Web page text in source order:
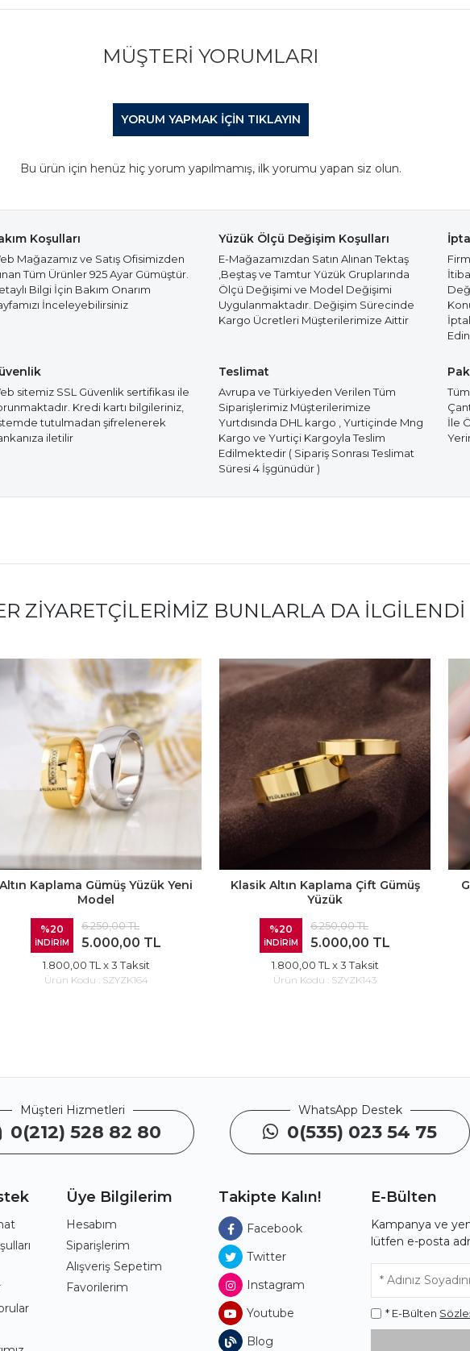
MÜŞTERI YORUMLARI
YORUM YAPMAK IÇIN TIKLAYIN
Bu ürün için henüz hiç yorum yapılmamış, ilk yorumu yapan siz olun.
Koşulları
Mağazamız ve Satış Ofisimizden
Tüm Ürünler 925 Ayar Gümüştür.
Bilgi İçin Bakım Onarım
İnceleyebilirsiniz
Yüzük Ölçü Değişim Koşulları
E-Mağazamızdan Satın Alınan Tektaş
,Beştaş ve Tamtur Yüzük Gruplarında
Ölçü Değişimi ve Model Değişimi
Uygulanmaktadır. Değişim Sürecinde
Kargo Ücretleri Müşterilerimize Aittir
sitemiz SSL Güvenlik sertifikası ile
Kredi kartı bilgileriniz,
tutulmadan şifrelenerek
iletilir
Teslimat
Avrupa ve Türkiyeden Verilen Tüm
Siparişlerimiz Müşterilerimize
Yurtdısında DHL kargo , Yurtiçinde Mng
Kargo ve Yurtiçi Kargoyla Teslim
Edilmektedir ( Sipariş Sonrası Teslimat
Süresi 4 İşgünüdür )
İle
ZIYARETÇILERIMIZ BUNLARLA DA İLGILENDI
Altın Kaplama Gümüş Yüzük Yeni
Model
%20
İNDİRİM
6.250,00 TL
5.000,00 TL
1.800,00 TL x 3 Taksit
Ürün Kodu : SZYZK164
Klasik Altın Kaplama Çift Gümüş
Yüzük
%20
İNDİRİM
6.250,00 TL
5.000,00 TL
1.800,00 TL x 3 Taksit
Ürün Kodu : SZYZK143
Müşteri Hizmetleri
0(212) 528 82 80
WhatsApp Destek
0(535) 023 54 75
Üye Bilgilerim
Hesabım
Siparişlerim
Alışveriş Sepetim
Favorilerim
Takipte Kalın!
Facebook
Twitter
Instagram
Youtube
Blog
E-Bülten
Kampanya ve
lütfen e-posta
* E-Bülten